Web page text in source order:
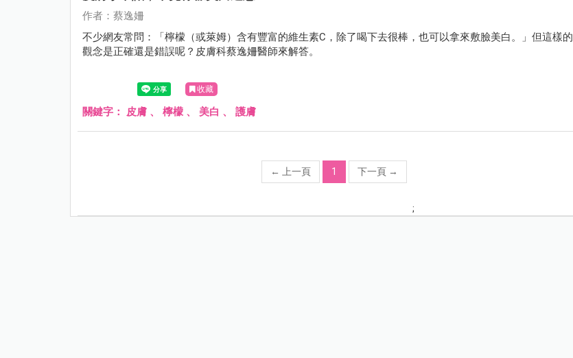
作者：蔡逸姍
不少網友常問：「檸檬（或萊姆）含有豐富的維生素C，除了喝下去很棒，也可以拿來敷臉美白。」但這樣的
觀念是正確還是錯誤呢？皮膚科蔡逸姍醫師來解答。
收藏
關鍵字： 皮膚 、 檸檬 、 美白 、 護膚
← 上一頁 1 下一頁 →
;